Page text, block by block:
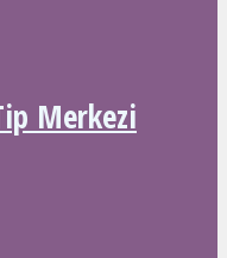
Merkezi